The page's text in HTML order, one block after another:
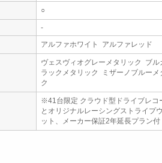
○
-
アルファホワイト アルファレッド
ヴェスヴィオグレーメタリック ブル
ラックメタリック ミザーノブルーメ
ク
※41台限定 クラウド型ドライブレコ
とオリジナルレーシングストライプ
ット、メーカー保証2年延長プラン付